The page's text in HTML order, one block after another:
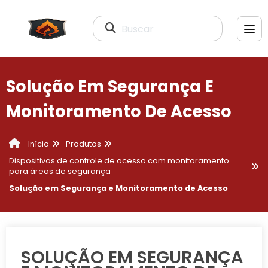
Buscar
Solução Em Segurança E
Monitoramento De Acesso
Início
Produtos
Dispositivos de controle de acesso com monitoramento
para áreas de segurança
Solução em Segurança e Monitoramento de Acesso
SOLUÇÃO EM SEGURANÇA